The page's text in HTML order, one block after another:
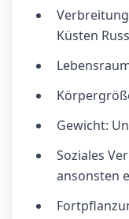
Küsten
Gewicht:
Soziales
ansonsten